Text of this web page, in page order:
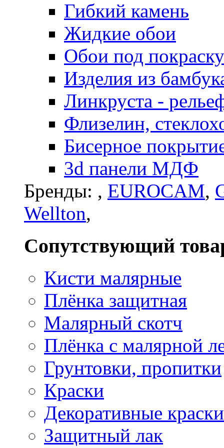
Гибкий камень
Жидкие обои
Обои под покраску
Изделия из
Линкруста -
Флизелин,
Бисерное
3d панели МДФ
Бренды: , EUROCAM,
Wellton,
Сопутствующий
Кисти малярные
Плёнка защитная
Малярный скотч
Плёнка с малярной
Грунтовки, пропитки
Краски
Декоративные краски
Защитный лак